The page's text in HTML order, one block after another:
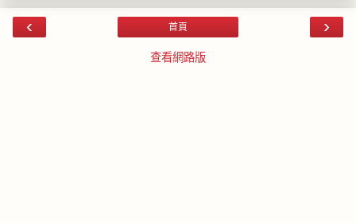
‹ ›
首頁
查看網路版